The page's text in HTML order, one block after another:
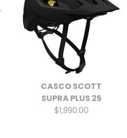
CASCO SCOTT
SUPRA PLUS 25
$1,990.00